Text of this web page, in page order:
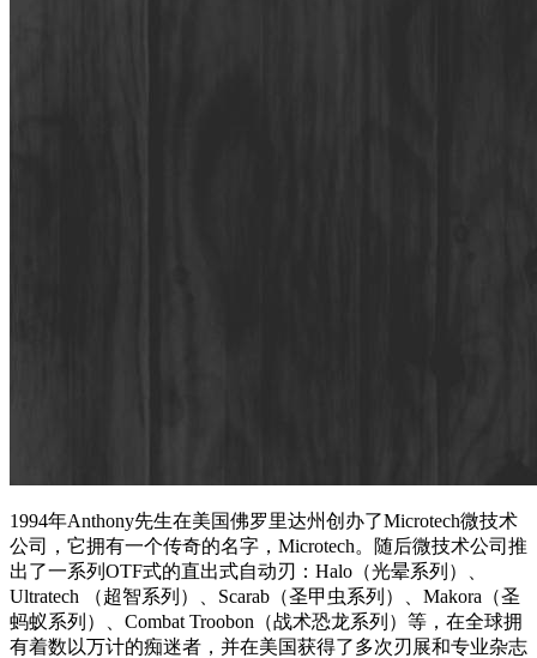
1994年Anthony先生在美国佛罗里达州创办了Microtech微技术
公司，它拥有一个传奇的名字，Microtech。随后微技术公司推
出了一系列OTF式的直出式自动刃：Halo（光晕系列）、
Ultratech （超智系列）、Scarab（圣甲虫系列）、Makora（圣
蚂蚁系列）、Combat Troobon（战术恐龙系列）等，在全球拥
有着数以万计的痴迷者，并在美国获得了多次刃展和专业杂志